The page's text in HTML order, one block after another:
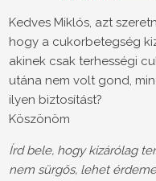
Kedves Miklós, azt
hogy a cukorbetegség
akinek csak terhességi
utána nem volt gond,
ilyen biztosítást?
Köszönöm
Írd bele, hogy kizárólag
nem sürgős, lehet